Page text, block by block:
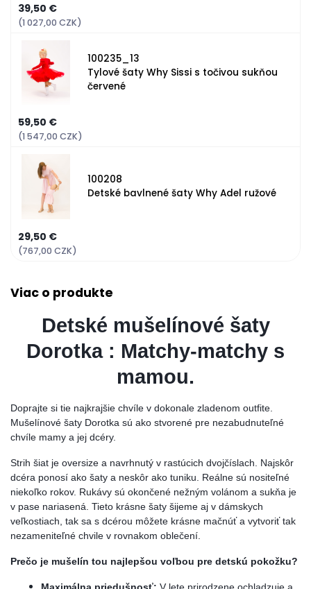
39,50 €
(1 027,00 CZK)
100235_13
Tylové šaty Why Sissi s točivou sukňou
červené
59,50 €
(1 547,00 CZK)
100208
Detské bavlnené šaty Why Adel ružové
29,50 €
(767,00 CZK)
Viac o produkte
Detské mušelínové šaty
Dorotka : Matchy-matchy s
mamou.
Doprajte si tie najkrajšie chvíle v dokonale zladenom outfite.
Mušelínové šaty Dorotka sú ako stvorené pre nezabudnuteľné
chvíle mamy a jej dcéry.
Strih šiat je oversize a navrhnutý v rastúcich dvojčíslach. Najskôr
dcéra ponosí ako šaty a neskôr ako tuniku. Reálne sú nositeľné
niekoľko rokov. Rukávy sú okončené nežným volánom a sukňa je
v pase nariasená. Tieto krásne šaty šijeme aj v dámskych
veľkostiach, tak sa s dcérou môžete krásne mačnúť a vytvoriť tak
nezameniteľné chvile v rovnakom oblečení.
Prečo je mušelín tou najlepšou voľbou pre detskú pokožku?
Maximálna priedušnosť:V lete prirodzene ochladzuje a